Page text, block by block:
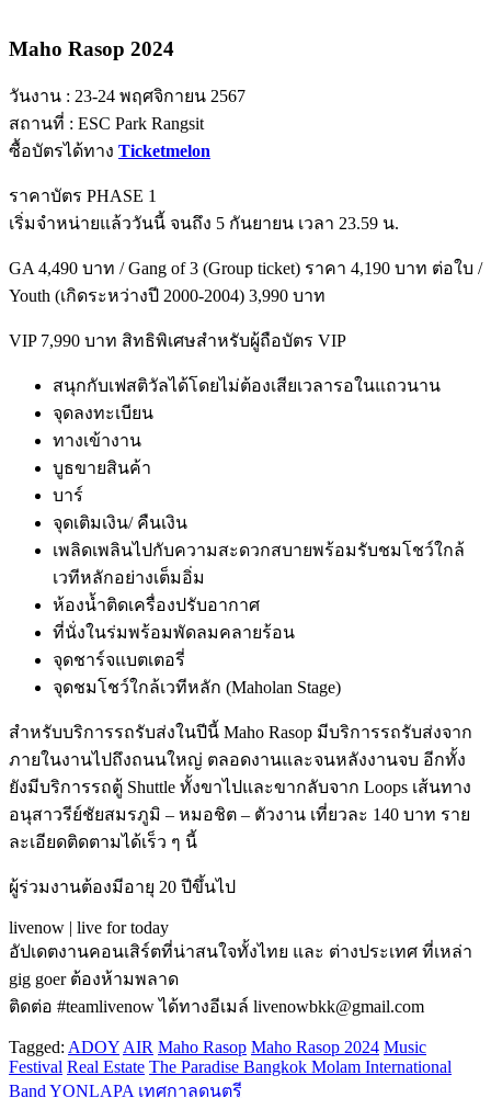
Maho Rasop 2024
วันงาน : 23-24 พฤศจิกายน 2567
สถานที่ : ESC Park Rangsit
ซื้อบัตรได้ทาง Ticketmelon
ราคาบัตร PHASE 1
เริ่มจำหน่ายแล้ววันนี้ จนถึง 5 กันยายน เวลา 23.59 น.
GA 4,490 บาท / Gang of 3 (Group ticket) ราคา 4,190 บาท ต่อใบ /
Youth (เกิดระหว่างปี 2000-2004) 3,990 บาท
VIP 7,990 บาท สิทธิพิเศษสำหรับผู้ถือบัตร VIP
สนุกกับเฟสติวัลได้โดยไม่ต้องเสียเวลารอในแถวนาน
จุดลงทะเบียน
ทางเข้างาน
บูธขายสินค้า
บาร์
จุดเติมเงิน/ คืนเงิน
เพลิดเพลินไปกับความสะดวกสบายพร้อมรับชมโชว์ใกล้
เวทีหลักอย่างเต็มอิ่ม
ห้องน้ำติดเครื่องปรับอากาศ
ที่นั่งในร่มพร้อมพัดลมคลายร้อน
จุดชาร์จแบตเตอรี่
จุดชมโชว์ใกล้เวทีหลัก (Maholan Stage)
สำหรับบริการรถรับส่งในปีนี้ Maho Rasop มีบริการรถรับส่งจาก
ภายในงานไปถึงถนนใหญ่ ตลอดงานและจนหลังงานจบ อีกทั้ง
ยังมีบริการรถตู้ Shuttle ทั้งขาไปและขากลับจาก Loops เส้นทาง
อนุสาวรีย์ชัยสมรภูมิ – หมอชิต – ตัวงาน เที่ยวละ 140 บาท ราย
ละเอียดติดตามได้เร็ว ๆ นี้
ผู้ร่วมงานต้องมีอายุ 20 ปีขึ้นไป
livenow | live for today
อัปเดตงานคอนเสิร์ตที่น่าสนใจทั้งไทย และ ต่างประเทศ ที่เหล่า
gig goer ต้องห้ามพลาด
ติดต่อ #teamlivenow ได้ทางอีเมล์ livenowbkk@gmail.com
Tagged: ADOY AIR Maho Rasop Maho Rasop 2024 Music
Festival Real Estate The Paradise Bangkok Molam International
Band YONLAPA เทศกาลดนตรี